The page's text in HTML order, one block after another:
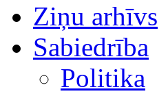
Ziņu arhīvs
Sabiedrība
Politika